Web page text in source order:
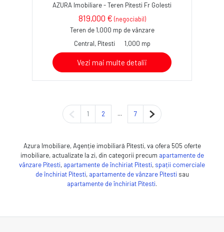
AZURA Imobiliare - Teren Pitesti Fr Golesti
819,000 € (negociabil)
Teren de 1,000 mp de vânzare
Central, Pitesti
1,000 mp
Vezi mai multe detalii
Pagina anterioară
1 2 ... 7 Pagina următoare
Azura Imobiliare, Agenție imobiliară Pitesti, va ofera 505 oferte
imobiliare, actualizate la zi, din categorii precum apartamente de
vânzare Pitesti, apartamente de închiriat Pitesti, spații comerciale
de închiriat Pitesti, apartamente de vânzare Pitesti sau
apartamente de închiriat Pitesti.